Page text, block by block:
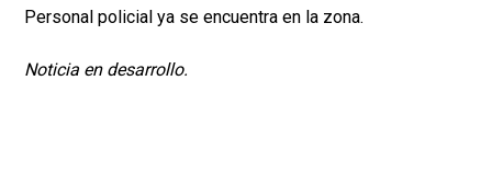
Personal policial ya se encuentra en la zona.
Noticia en desarrollo.